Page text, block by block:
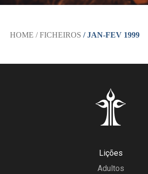
HOME / FICHEIROS / JAN-FEV 1999
Lições
Adultos